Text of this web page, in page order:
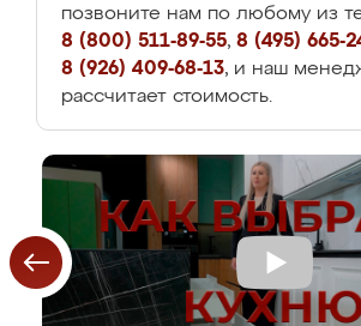
позвоните нам по любому из
8 (800) 511-89-55, 8 (495) 665-
8 (926) 409-68-13, и наш
рассчитает стоимость.